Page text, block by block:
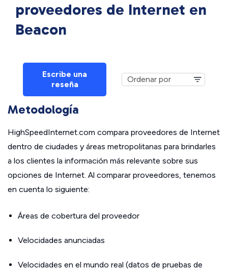
proveedores de Internet en
Beacon
Escribe una
reseña
Metodología
HighSpeedInternet.com compara proveedores de Internet
dentro de ciudades y áreas metropolitanas para brindarles
a los clientes la información más relevante sobre sus
opciones de Internet. Al comparar proveedores, tenemos
en cuenta lo siguiente:
Áreas de cobertura del proveedor
Velocidades anunciadas
Velocidades en el mundo real (datos de pruebas de